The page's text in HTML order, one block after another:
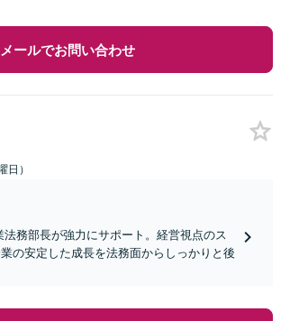
メールでお問い合わせ
日）
務部長が強力にサポート。経営視点のス
の安定した成長を法務面からしっかりと後